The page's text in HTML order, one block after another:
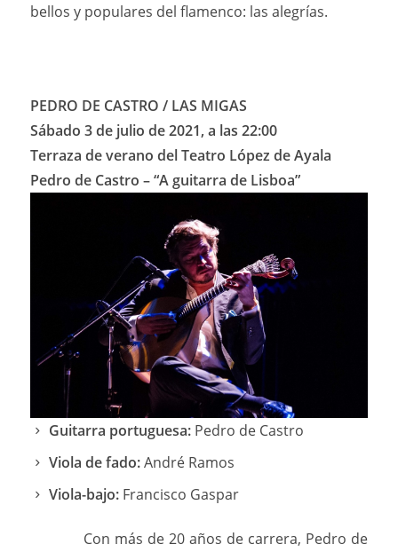
bellos y populares del flamenco: las alegrías.
PEDRO DE CASTRO / LAS MIGAS
Sábado 3 de julio de 2021, a las 22:00
Terraza de verano del Teatro López de Ayala
Pedro de Castro – “A guitarra de Lisboa”
Guitarra portuguesa: Pedro de Castro
Viola de fado:André Ramos
Viola-bajo: Francisco Gaspar
Con más de 20 años de carrera, Pedro de